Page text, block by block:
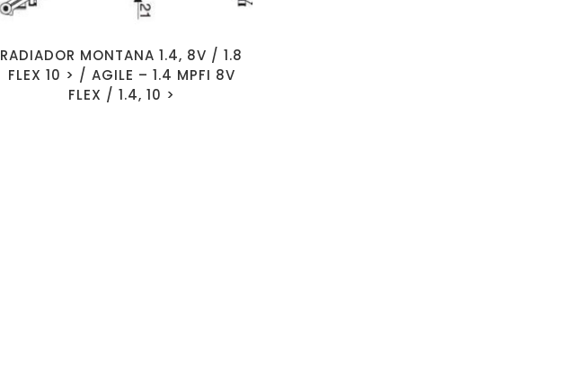
RADIADOR MONTANA 1.4, 8V / 1.8
FLEX 10 > / AGILE – 1.4 MPFI 8V
FLEX / 1.4, 10 >